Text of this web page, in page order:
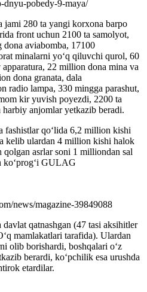
dnyu-pobedy-9-maya/
jami 280 ta yangi korxona barpo
front uchun 2100 ta samolyot,
dona aviabomba, 17100
minalarni yoʻq qiluvchi qurol, 60
22 million dona mina va
dona granata, dala
radio lampa, 330 mingga parashut,
kir yuvish poyezdi, 2200 ta
anjomlar yetkazib beradi.
fashistlar qoʻlida 6,2 million kishi
kelib ulardan 4 million kishi halok
asrlar soni 1 milliondan sal
koʻprogʻi GULAG
news/magazine-39849088
qatnashgan (47 tasi aksihitler
mamlakatlari tarafida). Ulardan
olib borishardi, boshqalari oʻz
berardi, koʻpchilik esa urushda
etardilar.